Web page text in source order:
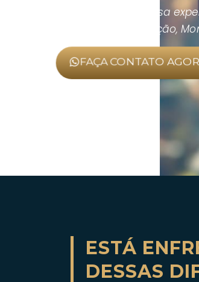
Conte com a nossa
Bancárias (Execução,
FAÇA CONTATO
ESTÁ
DESSAS